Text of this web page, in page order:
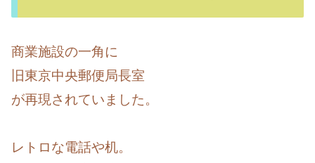
商業施設の一角に
旧東京中央郵便局長室
が再現されていました。
レトロな電話や机。